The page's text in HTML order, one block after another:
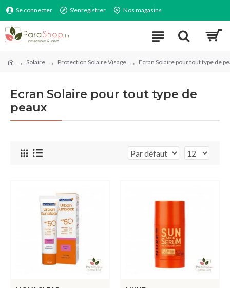
Se connecter S'enregistrer Nos magasins
Solaire Protection Solaire Visage Ecran Solaire pour tout type de
Ecran Solaire pour tout type de
peaux